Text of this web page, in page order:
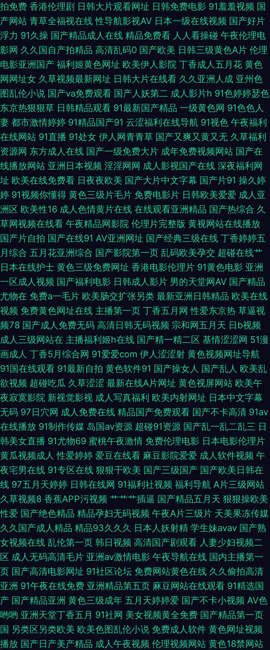
在线免费看 亚洲AV黄页网址大全 91小视频熊猫 欧美拍拍 天堂素人约啪 黄色
片网站入口 超碰好屌色 豆花免费入口 欧美性爱V 伊人AⅤ网 黑人另类AV 性
交歐美在綫觀看 黄色网网址 三级在线网址 av久色 欧韩精品成人6 91尤物国
产视频 九九资源导航在线观看 91大神精选 囯产精品久久www 91网址视频
国产精品久久国产欧美 自慰917813色 俺去啦俺去射 天堂电影伦理片日本 91
看片网页版 蜜乳影院 日韩无码日B 久久亚洲日韩国产欧 色窝窝精品国产日
韩在线 国产综合五区在线 欧洲亚洲日本国产黄 91免免费视频黄 欧美老女人
的BB 五月花导航 老湿机福利96 午夜影院成人网站免费 久久艹激情 下载磁
力链接 黄色91网 六月天婷婷视频 国产精品品 91韩国露脸视频 在线看视频的
网站 成人自拍网 www青草传媒 久草美女视频 尤物成人在线 精品国产网站
色情看片网站 少妇天堂 欧美日韩专区 日韩肏逼无码 久久福利社 三级三级AV
导航 久久精品一久久国产 综合色网五月天 91网站免费高清视频入口 超碰人
人插人妻 人人操人人肏 综合激情网 99有免费精品 51天草草 黑丝AV网 亚洲
无码高清视频 自偷自拍做爱 天天综合视频 伊人91在线观看 国产九九视频 国
产精品综合在线 91叉视频 日本不卡高清视频在线 久久九九少妇毛片 日韩中
文字幕豆花 福利片导航 看免费电影网站 精品国产福利主播 91次元视黄 萌白
酱一线天自慰 国产人妻自拍 超碰少妇 久久国产免费三级 亚洲人成品爱网品
www.久爱爱.com 欧美韩日在线一卡二卡 天堂v人妻欧美另类 免费在线观看
网站 色情小视频 日韩图区 国产TS直男 九一羞羞网站 人妖欧美兽 亚洲欧美
国产日韩内射 wwwCn91 青青草免费在线观看 亚洲欧美另类综合 91灰丝免
费观看 在线观看视频免费草莓 av导航总站 91深夜福利 白丝萝莉自慰喷浆 超
碰97色色 91视频天天干天天看 国产第五页 一期二期精品视频 午夜老湿机福
拍免费 香港伦理剧 日韩大片观看网址 日韩免费电影 91羞羞视频 国
产网站 青草全福视在线 性导航影视AV 日本一级在线视频 国产好片
浮力 91久操 国产精品成人在线 精品免费看 人人看操碰 午夜伦理电
影网 久久国自产拍精品 高清乱码0 国产欧美 日韩三级黄色A片 伦理
电影亚洲国产 福利姬黄色网址 欧美伊人影院 丁香成人五月花 黄色
网网址女 久草视频最新网址 日韩大片在线看 久久亚洲人成 亚州色
图乱伦小说 国产va免费观看 国产人妖第二 成人影片h 91色婷婷瑟色
东京热狠狠草 日韩精品观看 91最新国产精品 一级黄色网 91色色人
妻 都市激情婷婷 91精品国产91 云涩福利在线导航 91视色 午夜福利
在线网站 91直播 91处女 伊人网青青草 国产又爽又黄又无 久草福利
资源网 东方成人在线 国产一级免费大片 成年免费视频网站 国产在
线播放网站 亚洲日本视频 淫淫网网 成人影视国产在线 深夜福利网
址 欧美在线免费看 日夜夜欧美 国产大片中文字幕 国产片91 操久婷
婷 91视频你懂得 黄色三级片毛片 免费电影片 日韩欧美爱爱 成人亚
洲区 欧美性16 成人色情黄片在线 在线观看亚洲精品 国产热综合 久
草网视频在线看 午夜精品网影院 伦理片完整版 黄视网站在线播放
国产片自拍 国产在线91 AV亚洲网址 国产经典三级在线 丁香婷婷五
月综合 五月花亚洲综合 国产影院第一页 乱码欧美孕交 超碰在线艹
日本在线护士 黄色三级免费网址 香港电影伦理片 91黄色电影 亚洲
一区成人视频 国产福利电影 日韩成人影片 男的天堂网AV 国产精品
尤物在 免费a一毛片 欧美肠交扩张另类 最新亚洲日韩精品 欧美在线
视频 免费黄色网址在线 主播第一页 丁香五月网 性爱东京热 草逼视
频78 国产成人免费无码 高清日韩无码视频 宗和网五月天 日b视频
成人三级网站在 主播福利姬h在线 国产精一精二区 基情涩涩网 51漫
画成人 丁香5月综合网 91爱爱com 伊人涩涩射 黄色视频网址导航
91国在线观看 91最新自拍 黄色软件91 国产操女人 国产乱人 欧美乱
欲视频 超碰吃瓜 久草涩涩 最新在线A片网址 黄色视屏网站 欧美午
夜寂寞影院 新视觉影视 成人写真福利 欧美内射网址 日本中文字幕
无码 97日穴网 成人免费在线 精品国产免费观看 国产不卡高清 91av
在线播放 91制作传媒 岛国av资源 超碰91资源 国产乱一乱二乱三 日
韩美女直播 91尤物69 蜜桃午夜激情 免费伦理电影 日本电影伦理片
黄瓜视频成人 性爱婷婷 爱豆在线看 麻豆影院爱爱 成人软件视频 午
夜宅男在线 91专区在线 狠狠干欧美 国产三级国产 国产欧美日韩在
线 97五月天婷婷 日韩在线网 91福利社视频 福利导航 A片三级网站
久草视频8 香蕉APP污视频 艹艹艹插逼 国产精品五月天 狠狠操欧美
性爱 国产绝色精品 精品孕妇无码视频 午夜A片三级片 天美果冻传媒
久久国产成人精品 精品93久久久 日本人妖射精 学生妹avav 国产熟
女视频在线 乱伦第一页 韩日视频 高清国产剧观看 人妻少妇视频二
区 成人无码高清毛片 亚洲av激情电影 午夜导航在线 国内主播第一
页 国产高清电影网址 91社区论坛 免费网站黄色在线 久久偷拍高清
亚洲 91午夜在线免费 亚洲精品第五页 麻豆网站在线观看 91精选国
产 国产精品亚洲 黄色三级成年 五月天婷婷爱 国产不卡小视频 AV色
哟哟 亚洲天堂丁香五月 91社网 美女视频黄全免费 国产精品第一页
国 另类区另类欧美 欧美色图乱伦小说 免费成人软件 黄色网址视频
播放 国产日产美产精品 成人午夜视频 伦理视频网站 黄色18禁网站